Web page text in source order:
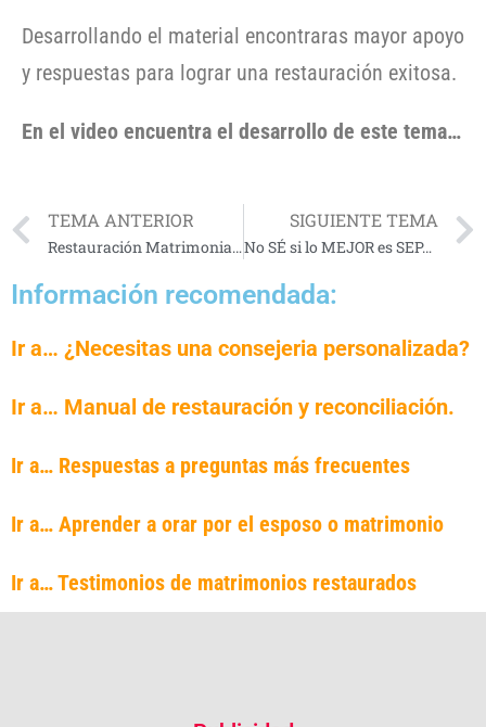
Desarrollando el material encontraras mayor apoyo
y respuestas para lograr una restauración exitosa.
En el video encuentra el desarrollo de este tema…
TEMA ANTERIOR
Restauración Matrimonial MILAGROSA
SIGUIENTE TEMA
No SÉ si lo MEJOR es SEPARARME
Información recomendada:
Ir a… ¿Necesitas una consejeria personalizada?
Ir a… Manual de restauración y reconciliación.
Ir a… Respuestas a preguntas más frecuentes
Ir a… Aprender a orar por el esposo o matrimonio
Ir a… Testimonios de matrimonios restaurados